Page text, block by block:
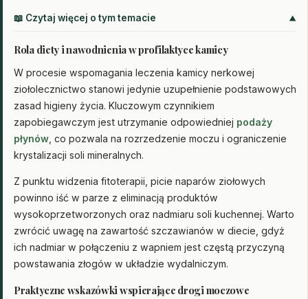
📖 Czytaj więcej o tym temacie
Rola diety i nawodnienia w profilaktyce kamicy
W procesie wspomagania leczenia kamicy nerkowej
ziołolecznictwo stanowi jedynie uzupełnienie podstawowych
zasad higieny życia. Kluczowym czynnikiem
zapobiegawczym jest utrzymanie odpowiedniej podaży
płynów , co pozwala na rozrzedzenie moczu i ograniczenie
krystalizacji soli mineralnych.
Z punktu widzenia fitoterapii, picie naparów ziołowych
powinno iść w parze z eliminacją produktów
wysokoprzetworzonych oraz nadmiaru soli kuchennej. Warto
zwrócić uwagę na zawartość szczawianów w diecie, gdyż
ich nadmiar w połączeniu z wapniem jest częstą przyczyną
powstawania złogów w układzie wydalniczym.
Praktyczne wskazówki wspierające drogi moczowe